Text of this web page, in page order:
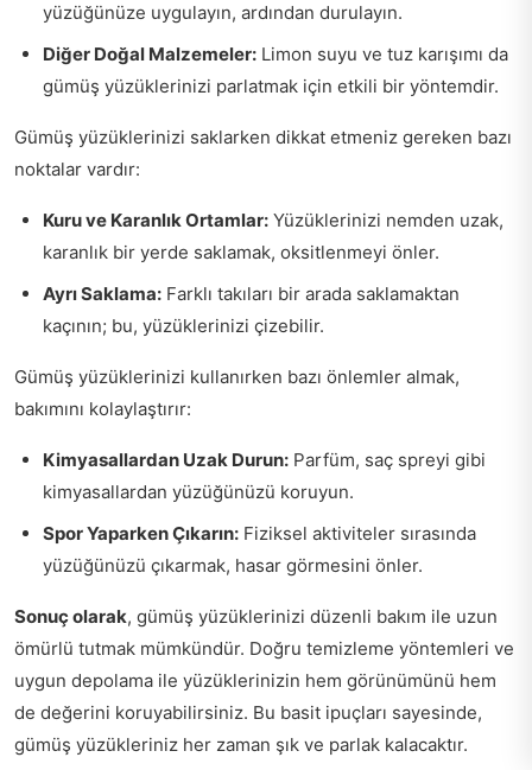
yüzüğünüze uygulayın, ardından durulayın.
Diğer Doğal Malzemeler: Limon suyu ve tuz karışımı da
gümüş yüzüklerinizi parlatmak için etkili bir yöntemdir.
Gümüş yüzüklerinizi saklarken dikkat etmeniz gereken bazı
noktalar vardır:
Kuru ve Karanlık Ortamlar: Yüzüklerinizi nemden uzak,
karanlık bir yerde saklamak, oksitlenmeyi önler.
Ayrı Saklama: Farklı takıları bir arada saklamaktan
kaçının; bu, yüzüklerinizi çizebilir.
Gümüş yüzüklerinizi kullanırken bazı önlemler almak,
bakımını kolaylaştırır:
Kimyasallardan Uzak Durun: Parfüm, saç spreyi gibi
kimyasallardan yüzüğünüzü koruyun.
Spor Yaparken Çıkarın: Fiziksel aktiviteler sırasında
yüzüğünüzü çıkarmak, hasar görmesini önler.
Sonuç olarak, gümüş yüzüklerinizi düzenli bakım ile uzun
ömürlü tutmak mümkündür. Doğru temizleme yöntemleri ve
uygun depolama ile yüzüklerinizin hem görünümünü hem
de değerini koruyabilirsiniz. Bu basit ipuçları sayesinde,
gümüş yüzükleriniz her zaman şık ve parlak kalacaktır.